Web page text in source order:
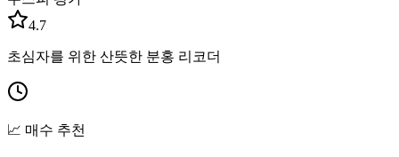
4.7
초심자를 위한 산뜻한 분홍 리코더
📈 매수 추천